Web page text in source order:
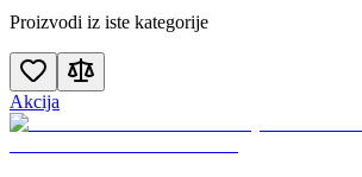
Proizvodi iz iste kategorije
Akcija